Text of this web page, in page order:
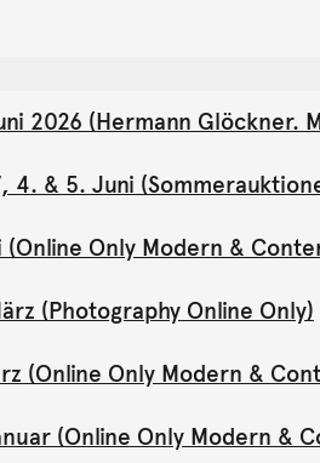
2026 (Hermann Glöckner.
4. & 5. Juni
(Online Only Modern &
(Photography Online Only)
(Online Only Modern &
(Online Only Modern &